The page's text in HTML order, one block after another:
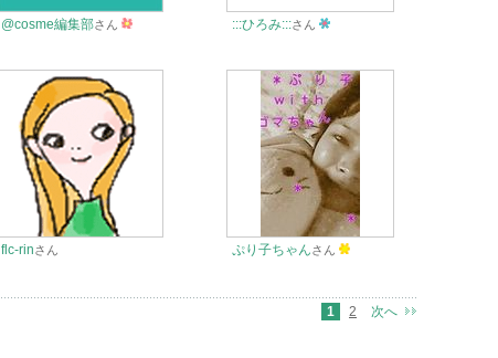
@cosme編集部さん :::ひろみ:::さん
flc-rinさん ぷり子ちゃんさん
1 2 次へ